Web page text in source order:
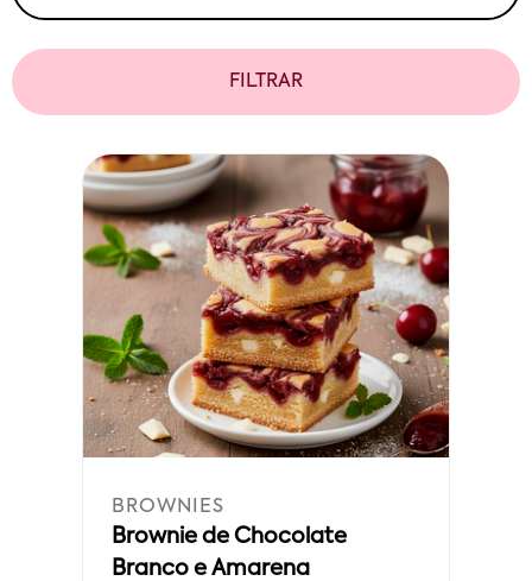
FILTRAR
BROWNIES
Brownie de Chocolate
Branco e Amarena